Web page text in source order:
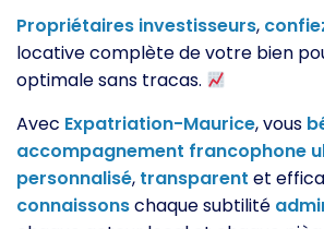
Propriétaires investisseurs,
locative complète de votre bien
optimale sans tracas.
Avec Expatriation-Maurice, vous
accompagnement francophone
personnalisé, transparent et
connaissonschaque subtilité